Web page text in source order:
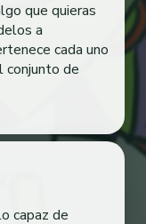
que quieras
a
cada uno
de
capaz de